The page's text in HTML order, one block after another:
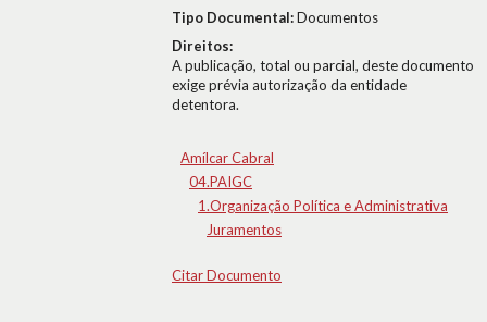
Tipo Documental:Documentos
Direitos:
A publicação, total ou parcial, deste documento
exige prévia autorização da entidade
detentora.
Amílcar Cabral
04.PAIGC
1.Organização Política e Administrativa
Juramentos
Citar Documento